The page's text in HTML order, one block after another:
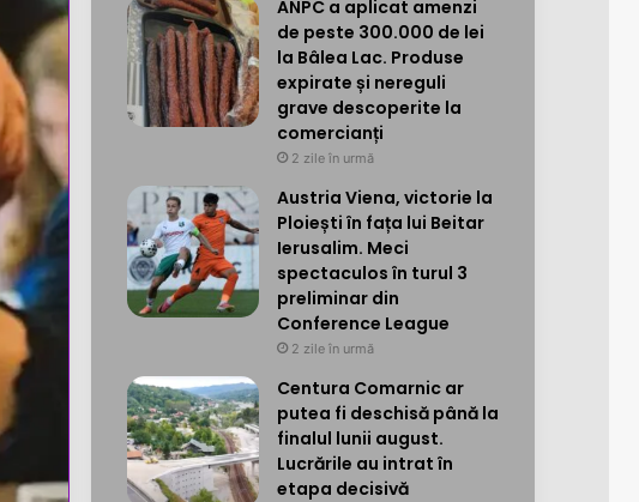
ANPC a aplicat amenzi
de peste 300.000 de lei
la Bâlea Lac. Produse
expirate și nereguli
grave descoperite la
comercianți
2 zile în urmă
Austria Viena, victorie la
Ploiești în fața lui Beitar
Ierusalim. Meci
spectaculos în turul 3
preliminar din
Conference League
2 zile în urmă
Centura Comarnic ar
putea fi deschisă până la
finalul lunii august.
Lucrările au intrat în
etapa decisivă